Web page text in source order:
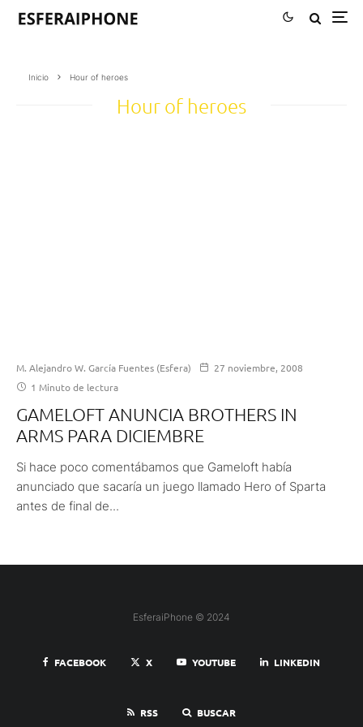
Inicio Hour of heroes
Hour of heroes
M. Alejandro W. García Fuentes (Esfera)
27 noviembre, 2008
1 Minuto de lectura
GAMELOFT ANUNCIA BROTHERS IN
ARMS PARA DICIEMBRE
Si hace poco comentábamos que Gameloft había
anunciado que sacaría un juego llamado Hero of Sparta
antes de final de...
EsferaiPhone © 2024
FACEBOOK X YOUTUBE LINKEDIN
RSS BUSCAR